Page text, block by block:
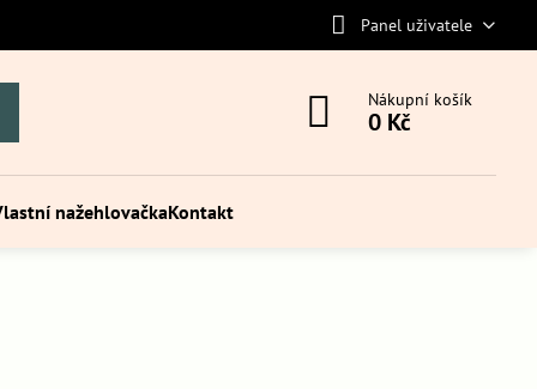
Panel uživatele
Nákupní košík
0 Kč
nažehlovačkaKontakt